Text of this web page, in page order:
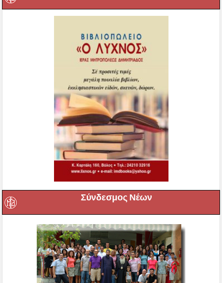
Σύνδεσμος Νέων